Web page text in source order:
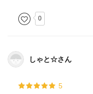
0
しゃと☆さん
5